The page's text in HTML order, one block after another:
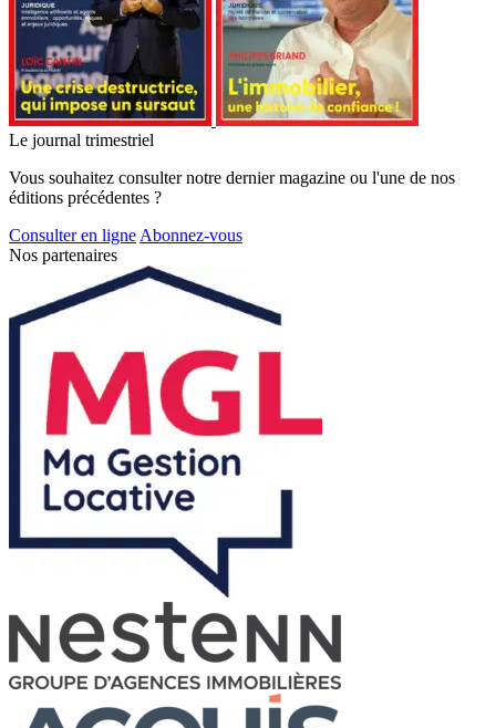
Le journal trimestriel
Vous souhaitez consulter notre dernier magazine ou l'une de nos
éditions précédentes ?
Consulter en ligne Abonnez-vous
Nos partenaires